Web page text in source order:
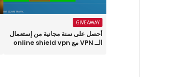
GIVEAWAY
أحصل على سنة مجانية من إستعمال
الــ VPN مع online shield vpn